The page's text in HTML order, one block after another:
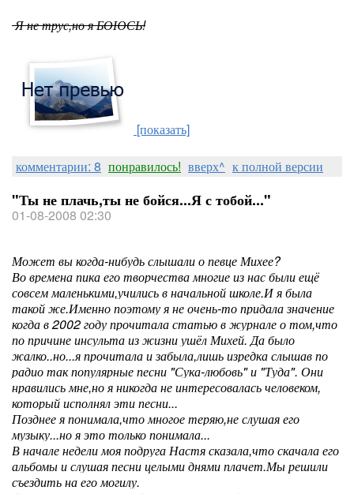
Я не трус,но я БОЮСЬ!
[показать]
комментарии: 8 понравилось! вверх^ к полной версии
"Ты не плачь,ты не бойся...Я с тобой..."
01-08-2008 02:30
Может вы когда-нибудь слышали о певце Михее?
Во времена пика его творчества многие из нас были ещё
совсем маленькими,учились в начальной школе.И я была
такой же.Именно поэтому я не очень-то придала значение
когда в 2002 году прочитала статью в журнале о том,что
по причине инсульта из жизни ушёл Михей. Да было
жалко..но...я прочитала и забыла,лишь изредка слышав по
радио так популярные песни "Сука-любовь" и "Туда". Они
нравились мне,но я никогда не интересовалась человеком,
который исполнял эти песни...
Позднее я понимала,что многое теряю,не слушая его
музыку...но я это только понимала...
В начале недели моя подруга Настя сказала,что скачала его
альбомы и слушая песни целыми днями плачет.Мы решили
съездить на его могилу.